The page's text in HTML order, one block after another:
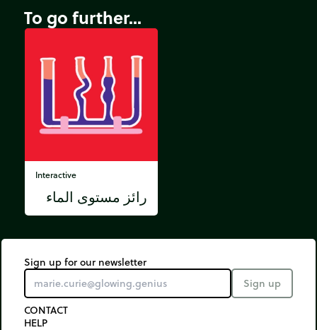
To go further...
Interactive
رائز مستوى الماء
Sign up for our newsletter
Sign up
CONTACT
HELP